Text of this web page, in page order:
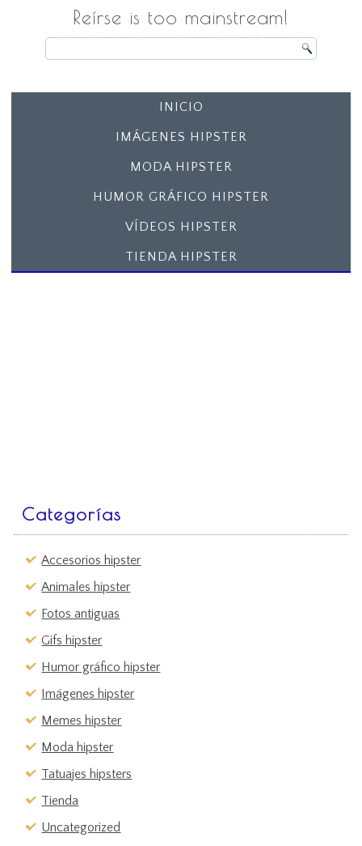
Reírse is too mainstream!
INICIO
IMÁGENES HIPSTER
MODA HIPSTER
HUMOR GRÁFICO HIPSTER
VÍDEOS HIPSTER
TIENDA HIPSTER
Categorías
Accesorios hipster
Animales hipster
Fotos antiguas
Gifs hipster
Humor gráfico hipster
Imágenes hipster
Memes hipster
Moda hipster
Tatuajes hipsters
Tienda
Uncategorized